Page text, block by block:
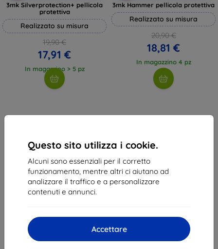
Questo sito utilizza i cookie.
Alcuni sono essenziali per il corretto
funzionamento, mentre altri ci aiutano ad
analizzare il traffico e a personalizzare
contenuti e annunci.
Accettare
3mk Silverprotection+ pellicola
protettiva
Realizzato su misura
19,90 €
17,91 €
In magazzino > 5 pz
3mk Hammer pellicola protettiva
Realizzato su misura
20,90 €
18,81 €
In magazzino 4 pz
Shield-Sk s.r.o.
Via Rudolfa Mocka 3750/2A
841 04 Bratislava